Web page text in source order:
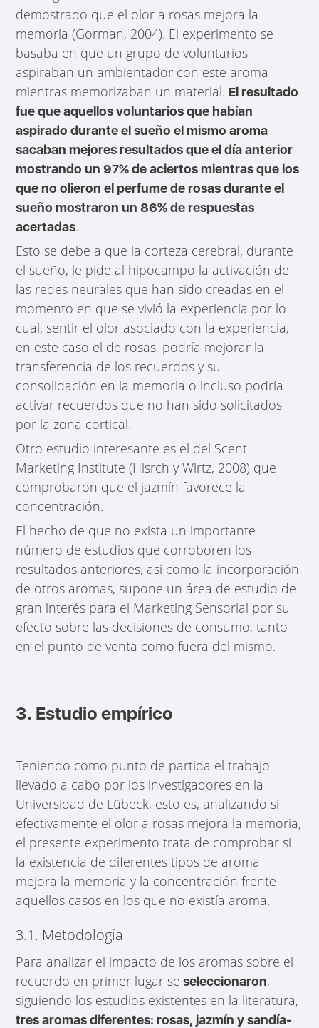
demostrado que el olor a rosas mejora la
memoria (Gorman, 2004). El experimento se
basaba en que un grupo de voluntarios
aspiraban un ambientador con este aroma
mientras memorizaban un material. El resultado
fue que aquellos voluntarios que habían
aspirado durante el sueño el mismo aroma
sacaban mejores resultados que el día anterior
mostrando un 97% de aciertos mientras que los
que no olieron el perfume de rosas durante el
sueño mostraron un 86% de respuestas
acertadas.
Esto se debe a que la corteza cerebral, durante
el sueño, le pide al hipocampo la activación de
las redes neurales que han sido creadas en el
momento en que se vivió la experiencia por lo
cual, sentir el olor asociado con la experiencia,
en este caso el de rosas, podría mejorar la
transferencia de los recuerdos y su
consolidación en la memoria o incluso podría
activar recuerdos que no han sido solicitados
por la zona cortical.
Otro estudio interesante es el del Scent
Marketing Institute (Hisrch y Wirtz, 2008) que
comprobaron que el jazmín favorece la
concentración.
El hecho de que no exista un importante
número de estudios que corroboren los
resultados anteriores, así como la incorporación
de otros aromas, supone un área de estudio de
gran interés para el Marketing Sensorial por su
efecto sobre las decisiones de consumo, tanto
en el punto de venta como fuera del mismo.
3. Estudio empírico
Teniendo como punto de partida el trabajo
llevado a cabo por los investigadores en la
Universidad de Lübeck, esto es, analizando si
efectivamente el olor a rosas mejora la memoria,
el presente experimento trata de comprobar si
la existencia de diferentes tipos de aroma
mejora la memoria y la concentración frente
aquellos casos en los que no existía aroma.
3.1. Metodología
Para analizar el impacto de los aromas sobre el
recuerdo en primer lugar se seleccionaron,
siguiendo los estudios existentes en la literatura,
tres aromas diferentes: rosas, jazmín y sandía-